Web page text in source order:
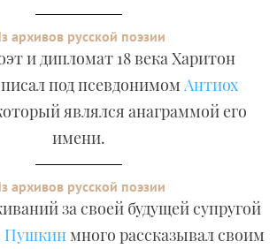
архивов русской поэзии
и дипломат 18 века Харитон
под псевдонимом Антиох
являлся анаграммой его
имени.
архивов русской поэзии
за своей будущей супругой
Пушкинмного рассказывал своим